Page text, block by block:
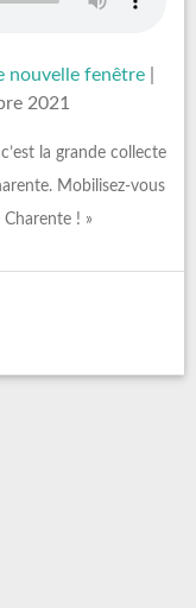
nouvelle fenêtre
2021
la grande collecte
Mobilisez-vous
! »